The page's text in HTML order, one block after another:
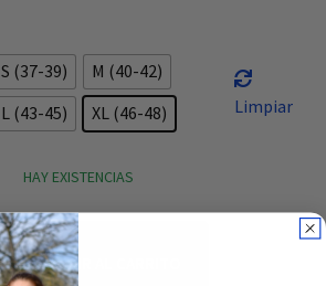
S (37-39)
M (40-42)
L (43-45)
XL (46-48) Limpiar
HAY EXISTENCIAS
AÑADIR AL CARRITO